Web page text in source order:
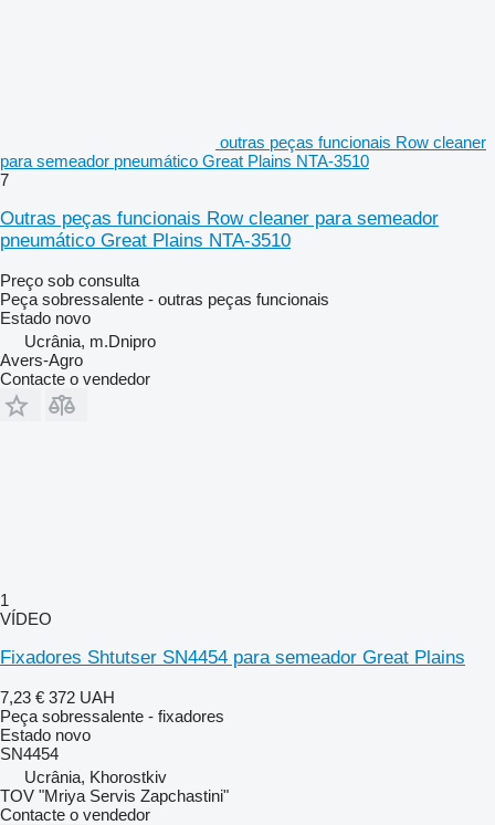
outras peças funcionais Row cleaner
para semeador pneumático Great Plains NTA-3510
7
Outras peças funcionais Row cleaner para semeador
pneumático Great Plains NTA-3510
Preço sob consulta
Peça sobressalente - outras peças funcionais
Estado novo
Ucrânia, m.Dnipro
Avers-Agro
Contacte o vendedor
1
VÍDEO
Fixadores Shtutser SN4454 para semeador Great Plains
7,23 € 372 UAH
Peça sobressalente - fixadores
Estado novo
SN4454
Ucrânia, Khorostkiv
TOV "Mriya Servis Zapchastini"
Contacte o vendedor